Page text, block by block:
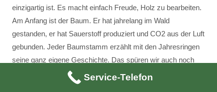
einzigartig ist. Es macht einfach Freude, Holz zu bearbeiten.
Am Anfang ist der Baum. Er hat jahrelang im Wald
gestanden, er hat Sauerstoff produziert und CO2 aus der Luft
gebunden. Jeder Baumstamm erzählt mit den Jahresringen
seine ganz eigene Geschichte. Das spüren wir auch noch
beim Konstruktionsholz, mit dem wir arbeiten. Holz ist eben
das Beste, was der Wald zu bieten hat.
Service-Telefon